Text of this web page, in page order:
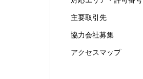
主要取引先
協力会社募集
アクセスマップ